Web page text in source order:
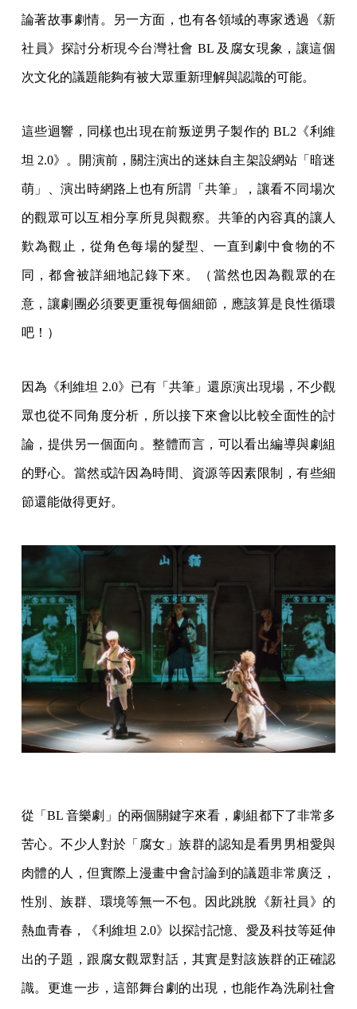
論著故事劇情。另一方面，也有各領域的專家透過《新
社員》探討分析現今台灣社會 BL 及腐女現象，讓這個
次文化的議題能夠有被大眾重新理解與認識的可能。
這些迴響，同樣也出現在前叛逆男子製作的 BL2《利維
坦 2.0》。開演前，關注演出的迷妹自主架設網站「暗迷
萌」、演出時網路上也有所謂「共筆」，讓看不同場次
的觀眾可以互相分享所見與觀察。共筆的內容真的讓人
歎為觀止，從角色每場的髮型、一直到劇中食物的不
同，都會被詳細地記錄下來。（當然也因為觀眾的在
意，讓劇團必須要更重視每個細節，應該算是良性循環
吧！）
因為《利維坦 2.0》已有「共筆」還原演出現場，不少觀
眾也從不同角度分析，所以接下來會以比較全面性的討
論，提供另一個面向。整體而言，可以看出編導與劇組
的野心。當然或許因為時間、資源等因素限制，有些細
節還能做得更好。
從「BL 音樂劇」的兩個關鍵字來看，劇組都下了非常多
苦心。不少人對於「腐女」族群的認知是看男男相愛與
肉體的人，但實際上漫畫中會討論到的議題非常廣泛，
性別、族群、環境等無一不包。因此跳脫《新社員》的
熱血青春，《利維坦 2.0》以探討記憶、愛及科技等延伸
出的子題，跟腐女觀眾對話，其實是對該族群的正確認
識。更進一步，這部舞台劇的出現，也能作為洗刷社會